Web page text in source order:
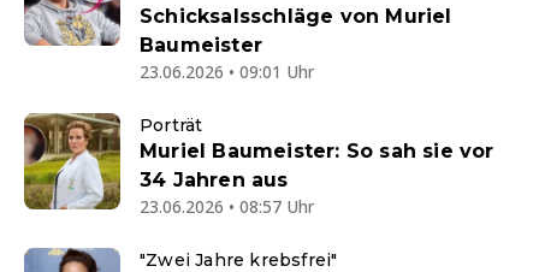
Schicksalsschläge von Muriel
Baumeister
23.06.2026 • 09:01 Uhr
Porträt
Muriel Baumeister: So sah sie vor
34 Jahren aus
23.06.2026 • 08:57 Uhr
"Zwei Jahre krebsfrei"